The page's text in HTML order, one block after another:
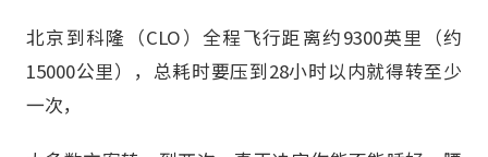
北京到科隆（CLO）全程飞行距离约9300英里（约
15000公里），总耗时要压到28小时以内就得转至少
一次，